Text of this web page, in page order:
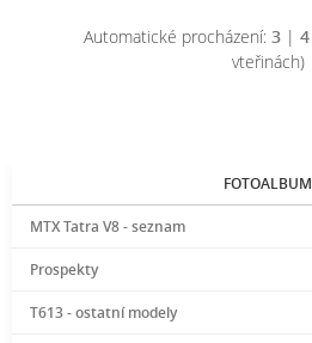
Automatické procházení: 3 | 4
vteřinách)
FOTOALBUM
MTX Tatra V8 - seznam
Prospekty
T613 - ostatní modely